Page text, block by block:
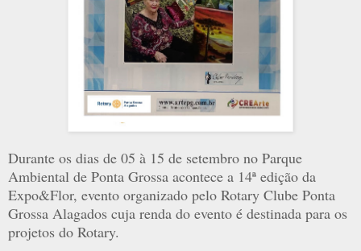
Durante os dias de 05 à 15 de setembro no Parque
Ambiental de Ponta Grossa acontece a 14ª edição da
Expo&Flor, evento organizado pelo Rotary Clube Ponta
Grossa Alagados cuja renda do evento é destinada para os
projetos do Rotary.